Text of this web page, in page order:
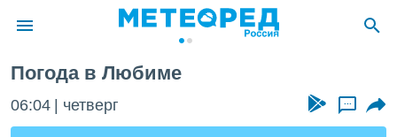
о
Погода в Любиме
06:04 четверг ...